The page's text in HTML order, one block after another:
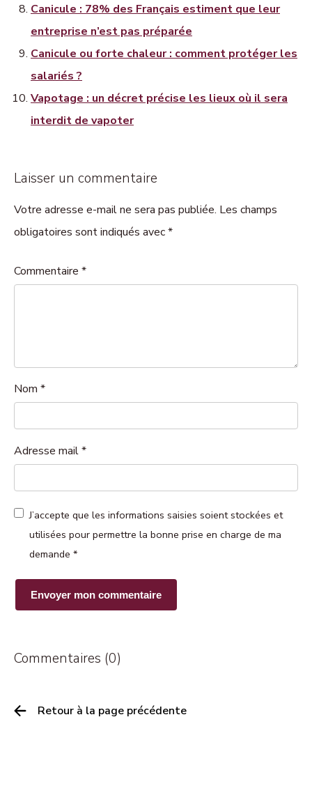
Canicule : 78% des Français estiment que leur
entreprise n’est pas préparée
Canicule ou forte chaleur : comment protéger les
salariés ?
Vapotage : un décret précise les lieux où il sera
interdit de vapoter
Laisser un commentaire
Votre adresse e-mail ne sera pas publiée. Les champs
obligatoires sont indiqués avec *
Commentaire *
Nom *
Adresse mail*
J’accepte que les informations saisies soient stockées et
utilisées pour permettre la bonne prise en charge de ma
demande *
Commentaires (0)
Retour à la page précédente